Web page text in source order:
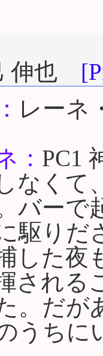
伸也
レーネ
： PC1
なくて
バーで
駆りだ
した夜
される
。だが
うちに